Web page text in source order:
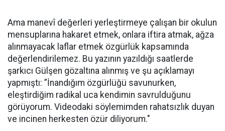
Ama manevî değerleri yerleştirmeye çalışan bir okulun
mensuplarına hakaret etmek, onlara iftira atmak, ağza
alınmayacak laflar etmek özgürlük kapsamında
değerlendirilemez. Bu yazının yazıldığı saatlerde
şarkıcı Gülşen gözaltına alınmış ve şu açıklamayı
yapmıştı: ”İnandığım özgürlüğü savunurken,
eleştirdiğim radikal uca kendimin savrulduğunu
görüyorum. Videodaki söylemimden rahatsızlık duyan
ve incinen herkesten özür diliyorum."